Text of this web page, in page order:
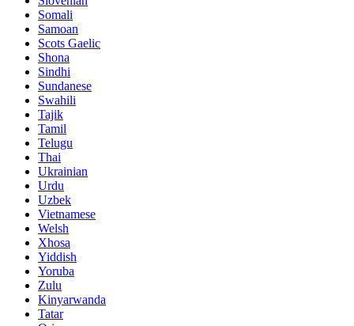
Somali
Samoan
Scots Gaelic
Shona
Sindhi
Sundanese
Swahili
Tajik
Tamil
Telugu
Thai
Ukrainian
Urdu
Uzbek
Vietnamese
Welsh
Xhosa
Yiddish
Yoruba
Zulu
Kinyarwanda
Tatar